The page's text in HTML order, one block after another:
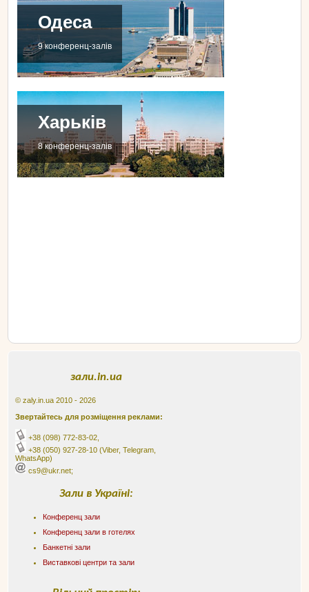
Одеса
9 конференц-залів
Харьків
8 конференц-залів
зали.in.ua
© zaly.in.ua 2010 - 2026
Звертайтесь для розміщення реклами:
+38 (098) 772-83-02
+38 (050) 927-28-10 (Viber, Telegram,
WhatsApp)
cs9@ukr.net;
Зали в Україні:
Конференц зали
Конференц зали в готелях
Банкетні зали
Виставкові центри та зали